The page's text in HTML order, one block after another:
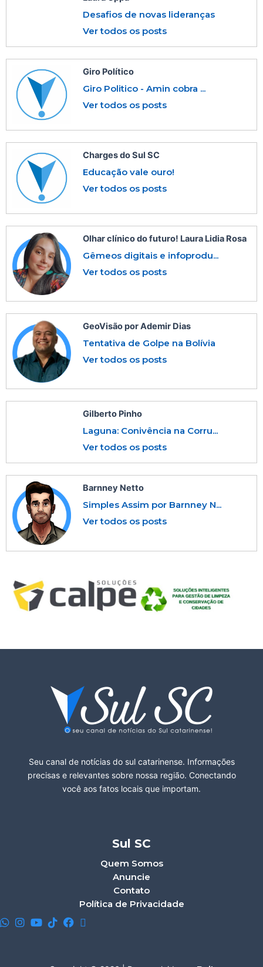
Desafios de novas lideranças
Ver todos os posts
Giro Político
Giro Politico - Amin cobra ...
Ver todos os posts
Charges do Sul SC
Educação vale ouro!
Ver todos os posts
Olhar clínico do futuro! Laura Lidia Rosa
Gêmeos digitais e infoprodu...
Ver todos os posts
GeoVisão por Ademir Dias
Tentativa de Golpe na Bolívia
Ver todos os posts
Gilberto Pinho
Laguna: Conivência na Corru...
Ver todos os posts
Barnney Netto
Simples Assim por Barnney N...
Ver todos os posts
Seu canal de notícias do sul catarinense. Informações
precisas e relevantes sobre nossa região. Conectando
você aos fatos locais que importam.
Sul SC
Quem Somos
Anuncie
Contato
Política de Privacidade